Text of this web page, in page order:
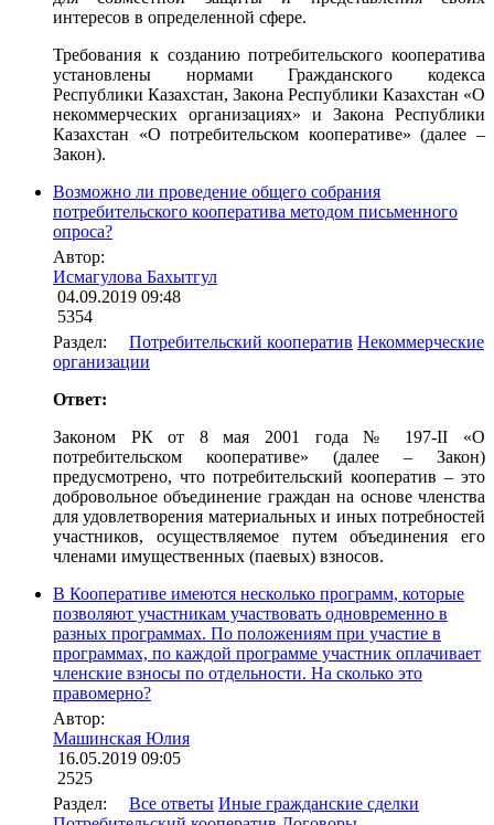
интересов в определенной сфере.
Требования к созданию потребительского кооператива
установлены нормами Гражданского кодекса
Республики Казахстан, Закона Республики Казахстан «О
некоммерческих организациях» и Закона Республики
Казахстан «О потребительском кооперативе» (далее –
Закон).
Возможно ли проведение общего собрания
потребительского кооператива методом письменного
опроса?
Автор:
Исмагулова Бахытгул
04.09.2019 09:48
5354
Раздел: Потребительский кооператив Некоммерческие
организации
Ответ:
Законом РК от 8 мая 2001 года № 197-II «О
потребительском кооперативе» (далее – Закон)
предусмотрено, что потребительский кооператив – это
добровольное объединение граждан на основе членства
для удовлетворения материальных и иных потребностей
участников, осуществляемое путем объединения его
членами имущественных (паевых) взносов.
В Кооперативе имеются несколько программ, которые
позволяют участникам участвовать одновременно в
разных программах. По положениям при участие в
программах, по каждой программе участник оплачивает
членские взносы по отдельности. На сколько это
правомерно?
Автор:
Машинская Юлия
16.05.2019 09:05
2525
Раздел: Все ответы Иные гражданские сделки